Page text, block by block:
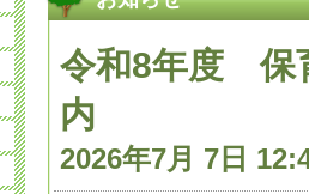
令和8年度 保
内
2026年7月 7日